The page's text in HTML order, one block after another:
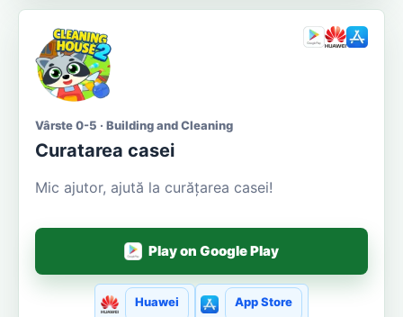
Vârste 0-5 · Building and Cleaning
Curatarea casei
Mic ajutor, ajută la curățarea casei!
Play on Google Play
Huawei App Store